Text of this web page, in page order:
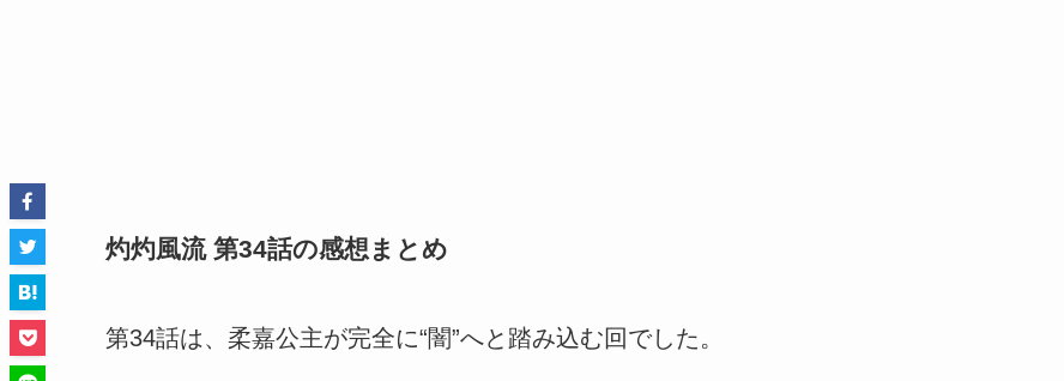
灼灼風流 第34話の感想まとめ
第34話は、柔嘉公主が完全に“闇”へと踏み込む回でした。